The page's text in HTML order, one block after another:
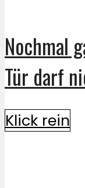
Nochmal
Tür darf
Klick rein